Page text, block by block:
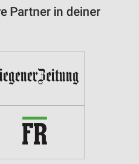
Partner in deiner